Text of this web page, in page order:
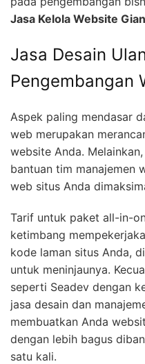
Jasa Kelola Website
Jasa Desain
Pengembangan
Aspek paling mendasar
web merupakan
website Anda.
bantuan tim manajemen
web situs Anda
Tarif untuk paket all-in-
ketimbang
kode laman situs Anda,
untuk meninjaunya.
seperti Seadev dengan
jasa desain dan
membuatkan Anda
dengan lebih bagus
satu kali.